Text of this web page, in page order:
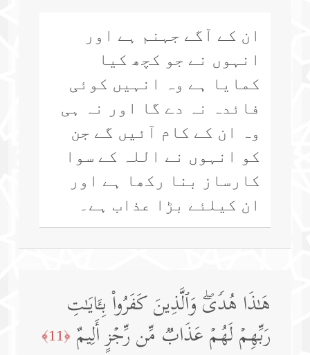
ان کے آگے جہنم ہے اور
انہوں نے جو کچھ کیا
کمایا ہے وہ انہیں کوئی
فائدہ نہ دے گا اور نہ ہی
وہ ان کے کام آئیں گے جن
کو انہوں نے اللہ کے سوا
کارساز بنا رکھا ہے اور
ان کیلئے بڑا عذاب ہے۔
هَـٰذَا هُدࣰىۖ وَٱلَّذِینَ كَفَرُوا۟ بِـَٔایَـٰتِ
رَبِّهِمۡ لَهُمۡ عَذَابࣱ مِّن رِّجۡزٍ أَلِیمٌ ﴿11﴾